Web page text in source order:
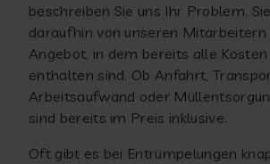
beschreiben Sie uns Ihr Problem.
daraufhin von unseren Mitarbeitern
Angebot, in dem bereits alle Kosten
enthalten sind. Ob Anfahrt,
Arbeitsaufwand oder
sind bereits im Preis inklusive.
Oft gibt es bei Entrümpelungen